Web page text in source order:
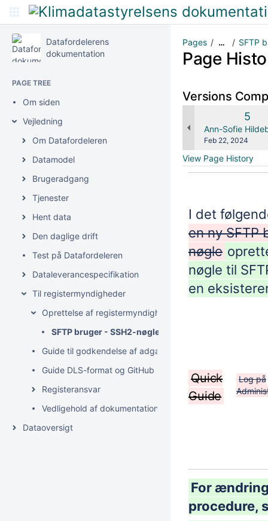
Datafordelerens
dokumentation
PAGE TREE
Om siden
Vejledning
Om Datafordeleren
Datamodel
Brugeradgang
Tjenester
Hent data
Den daglige drift
Test på Datafordeleren
Dataleverancespecifikation
Til registermyndigheder
Oprettelse af registermyndigheder
SFTP bruger - SSH2-nøgle
Guide til godkendelse af adgang til beskyttede
Guide DLS-format og GitHub
Registeransvar
Vedligehold af dokumentation på Confluence
Dataoversigt
Pages … SFTP
Page
Versions
Old
5
Ann-Sofie
Saved
Feb 22, 2024
View Page History
I det
en ny SFTP
nøgle
nøgle til
en
Quick
Guide
Log på
For
procedure,